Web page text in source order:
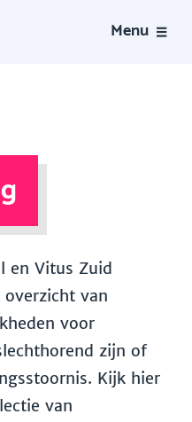
Menu
en Vitus Zuid
overzicht van
voor
zijn of
Kijk hier
van